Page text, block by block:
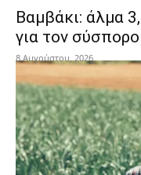
Βαμβάκι: άλμα
για τον σύσπορο
8 Αυγούστου, 2026